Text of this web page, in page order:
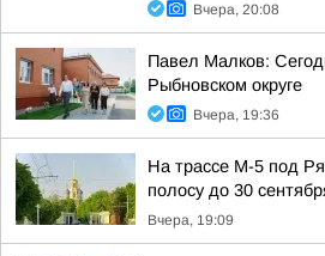
Вчера, 20:08
Павел Малков:
Рыбновском округе
Вчера, 19:36
На трассе М-5 под
полосу до 30
Вчера, 19:09